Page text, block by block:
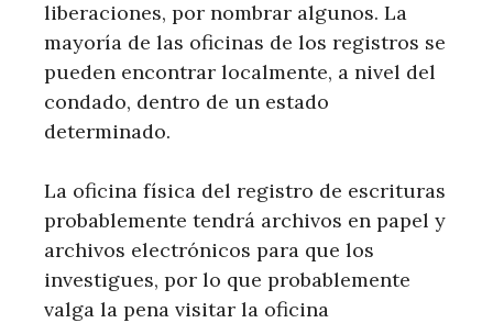
liberaciones, por nombrar algunos. La
mayoría de las oficinas de los registros se
pueden encontrar localmente, a nivel del
condado, dentro de un estado
determinado.
La oficina física del registro de escrituras
probablemente tendrá archivos en papel y
archivos electrónicos para que los
investigues, por lo que probablemente
valga la pena visitar la oficina